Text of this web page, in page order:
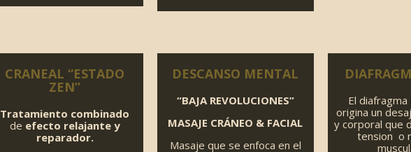
CRANEAL “ESTADO
ZEN”
Tratamiento combinado
de efecto relajante y
reparador.
DESCANSO MENTAL
“BAJA REVOLUCIONES”
MASAJE CRÁNEO & FACIAL
Masaje que se enfoca en el
El
origina un
y corporal que
tension o